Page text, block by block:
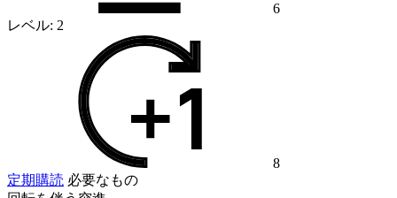
6
レベル: 2
8
定期購読 必要なもの